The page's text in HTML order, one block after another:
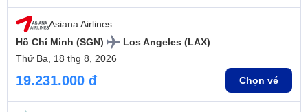
Asiana Airlines
Hồ Chí Minh (SGN)
Los Angeles (LAX)
Thứ Ba, 18 thg 8, 2026
19.231.000 đ Chọn vé